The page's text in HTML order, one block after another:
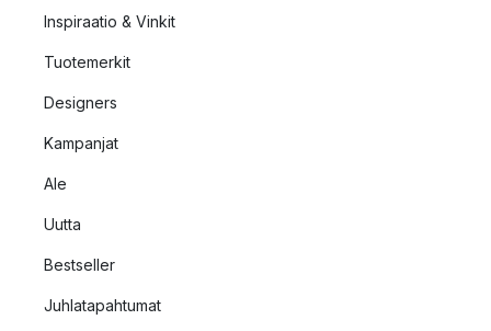
Inspiraatio & Vinkit
Tuotemerkit
Designers
Kampanjat
Ale
Uutta
Bestseller
Juhlatapahtumat